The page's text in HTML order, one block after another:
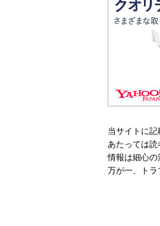
当サイトに
あたっては
情報は細心の
万が一、トラ